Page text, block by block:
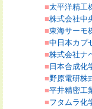
■太平洋精工
■株式会社中
■東海サーモ
■中日本カプ
■株式会社ナ
■ 日本合成化
■野原電研株
■平井精密工
■フタムラ化